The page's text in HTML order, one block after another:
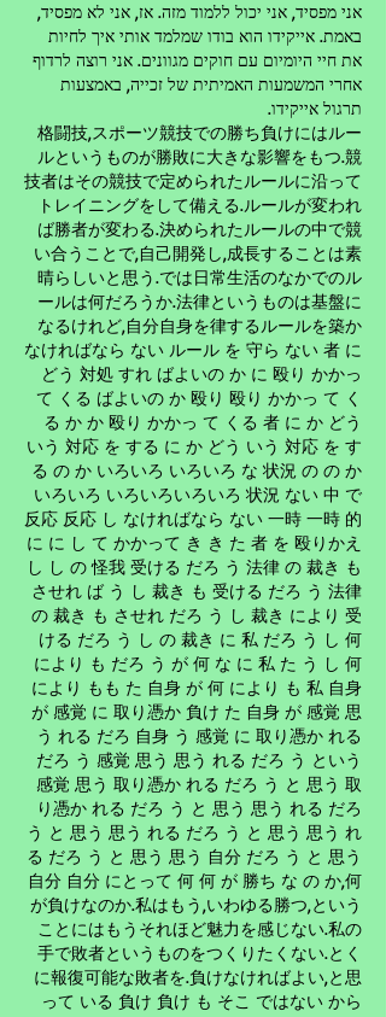
אני מפסיד, אני יכול ללמוד מזה. אז, אני לא מפסיד,
באמת. אייקידו הוא בודו שמלמד אותי איך לחיות
את חיי היומיום עם חוקים מגוונים. אני רוצה לרדוף
אחרי המשמעות האמיתית של זכייה, באמצעות
תרגול אייקידו.
格闘技,スポーツ競技での勝ち負けにはルー
ルというものが勝敗に大きな影響をもつ.競
技者はその競技で定められたルールに沿って
トレイニングをして備える.ルールが変われ
ば勝者が変わる.決められたルールの中で競
い合うことで,自己開発し,成長することは素
晴らしいと思う.では日常生活のなかでのル
ールは何だろうか.法律というものは基盤に
なるけれど,自分自身を律するルールを築か
なければなら ない ルール を 守ら ない 者 に
どう 対処 すれ ばよいの か に 殴り かかっ
て くる ばよいの か 殴り 殴り かかっ て く
る か か 殴り かかっ て くる 者 に か どう
いう 対応 を する に か どう いう 対応 を す
る の か いろいろ いろいろ な 状況 の の か
いろいろ いろいろいろいろ 状況 ない 中 で
反応 反応 し なければなら ない 一時 一時 的
に に し て かかって き き た 者 を 殴りかえ
し し の 怪我 受ける だろ う 法律 の 裁き も
させれ ば う し 裁き も 受ける だろ う 法律
の 裁き も させれ だろ う し 裁き により 受
ける だろ う し の 裁き に 私 だろ う し 何
により も だろ う が 何 な に 私 た う し 何
により もも た 自身 が 何 により も 私 自身
が 感覚 に 取り憑か 負け た 自身 が 感覚 思
う れる だろ 自身 う 感覚 に 取り憑か れる
だろ う 感覚 思う 思う れる だろ う という
感覚 思う 取り憑か れる だろ う と 思う 取
り憑か れる だろ う と 思う 思う れる だろ
う と 思う 思う れる だろ う と 思う 思う れ
る だろ う と 思う 思う 自分 だろ う と 思う
自分 自分 にとって 何 何 が 勝ち な の か,何
が負けなのか.私はもう,いわゆる勝つ,という
ことにはも うそれほど魅力を感じない.私の
手で敗者という ものをつくりたくない.とく
に報復可能な敗者を.負けなければよい,と思
って いる 負け 負け も そこ ではない から